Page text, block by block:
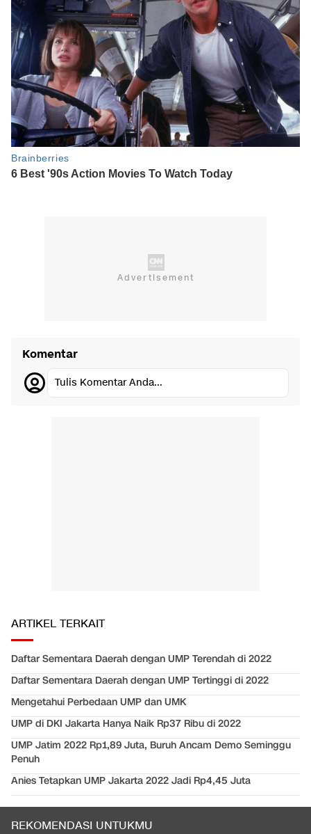
Komentar
Tulis Komentar Anda...
ARTIKEL TERKAIT
Daftar Sementara Daerah dengan UMP Terendah di 2022
Daftar Sementara Daerah dengan UMP Tertinggi di 2022
Mengetahui Perbedaan UMP dan UMK
UMP di DKI Jakarta Hanya Naik Rp37 Ribu di 2022
UMP Jatim 2022 Rp1,89 Juta, Buruh Ancam Demo Seminggu
Penuh
Anies Tetapkan UMP Jakarta 2022 Jadi Rp4,45 Juta
REKOMENDASI UNTUKMU